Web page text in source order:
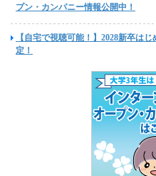
プン・カンパニー情報公開中！
【自宅で視聴可能！】2028新卒は
定！